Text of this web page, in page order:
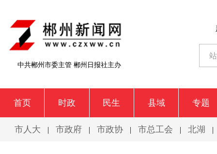
中共郴州市委主管 郴州日报社主办
首页 时政 民生 县域 专题
市人大 | 市政府 | 市政协 | 市总工会 | 北湖 |